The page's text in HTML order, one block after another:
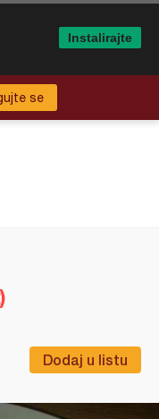
se
Dodaj u listu
Instalirajte